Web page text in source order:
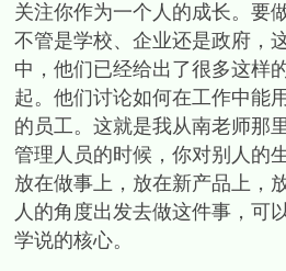
关注你作为一个人的成长。要
不管是学校、企业还是政府，
中，他们已经给出了很多这样
起。他们讨论如何在工作中能
的员工。这就是我从南老师那
管理人员的时候，你对别人的
放在做事上，放在新产品上，
人的角度出发去做这件事，可
学说的核心。